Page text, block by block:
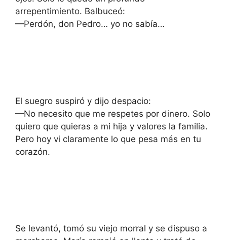
arrepentimiento. Balbuceó:
—Perdón, don Pedro… yo no sabía…
El suegro suspiró y dijo despacio:
—No necesito que me respetes por dinero. Solo
quiero que quieras a mi hija y valores la familia.
Pero hoy vi claramente lo que pesa más en tu
corazón.
Se levantó, tomó su viejo morral y se dispuso a